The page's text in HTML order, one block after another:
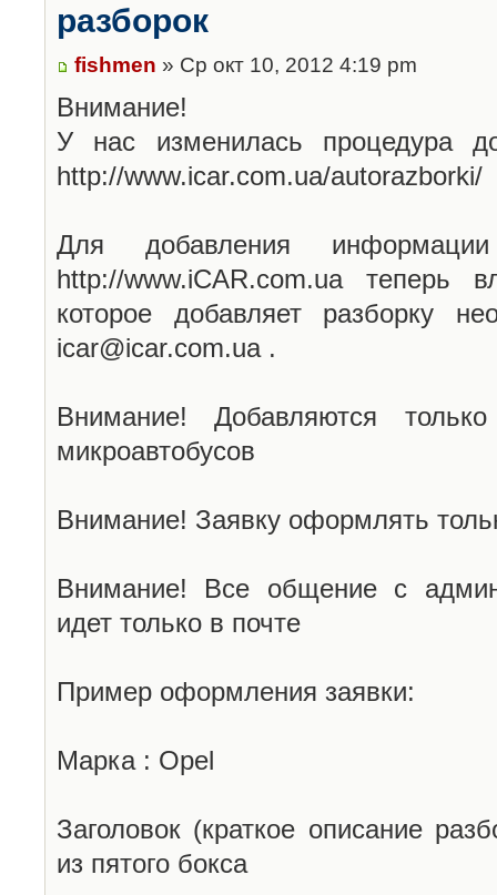
разборок
fishmen » Ср окт 10, 2012 4:19 pm
Внимание!
У нас изменилась процедура
http://www.icar.com.ua/autorazborki/
Для добавления
http://www.iCAR.com.ua теперь
которое добавляет разборку
icar@icar.com.ua .
Внимание! Добавляются
микроавтобусов
Внимание! Заявку оформлять
Внимание! Все общение с
идет только в почте
Пример оформления заявки:
Марка : Opel
Заголовок (краткое описание
из пятого бокса